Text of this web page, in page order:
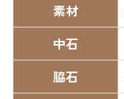
素材
中石
脇石